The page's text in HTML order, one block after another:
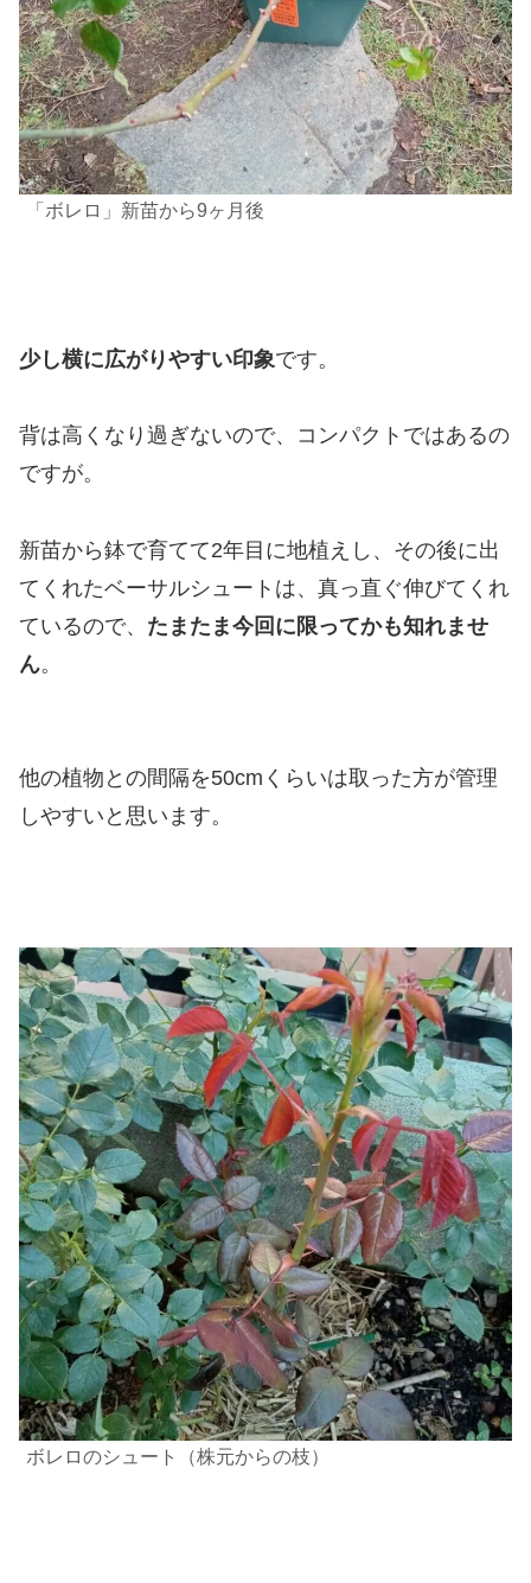
「ボレロ」新苗から9ヶ月後
少し横に広がりやすい印象です。
背は高くなり過ぎないので、コンパクトではあるの
ですが。
新苗から鉢で育てて2年目に地植えし、その後に出
てくれたベーサルシュートは、真っ直ぐ伸びてくれ
ているので、 たまたま今回に限ってかも知れませ
ん。
他の植物との間隔を50cmくらいは取った方が管理
しやすいと思います。
ボレロのシュート（株元からの枝）